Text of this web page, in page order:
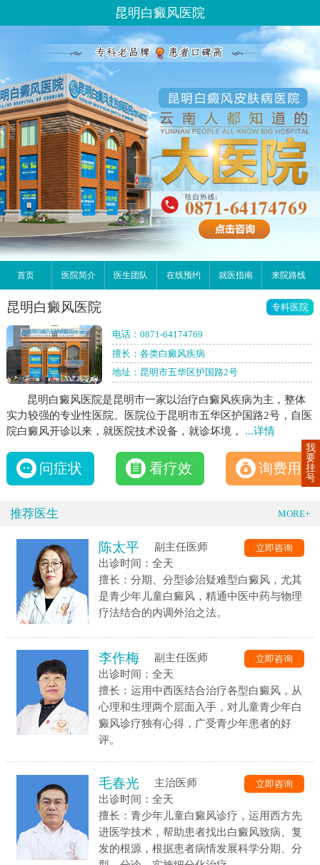
昆明白癜风医院
首页 医院简介 医生团队 在线预约 就医指南 来院路线
昆明白癜风医院 专科医院
电话： 0871-64174769
擅长：各类白癜风疾病
地址：昆明市五华区护国路2号
昆明白癜风医院是昆明市一家以治疗白癜风疾病为主，整体
实力较强的专业性医院。医院位于昆明市五华区护国路2号，自医
院白癜风开诊以来，就医院技术设备，就诊坏境， ...详情
问症状 看疗效 询费用
推荐医生 MORE+
陈太平
副主任医师
出诊时间：全天
擅长：分期、分型诊治疑难型白癜风，尤其
是青少年儿童白癜风，精通中医中药与物理
疗法结合的内调外治之法。
立即咨询
李作梅
副主任医师
出诊时间：全天
擅长：运用中西医结合治疗各型白癜风，从
心理和生理两个层面入手，对儿童青少年白
癜风诊疗独有心得，广受青少年患者的好
评。
立即咨询
毛春光
主治医师
出诊时间：全天
擅长：青少年儿童白癜风诊疗，运用西方先
进医学技术，帮助患者找出白癜风致病、复
发的根源，根据患者病情发展科学分期、分
立即咨询
我
要
挂
号